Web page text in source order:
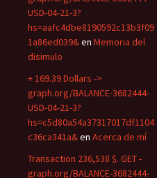
USD-04-21-3?
hs=aafc4dbe8190592c13b3f09
1a86ed039&en Memoria del
disimulo
+ 169.39 Dollars ->
graph.org/BALANCE-3682444-
USD-04-21-3?
hs=c5d80a54a37317017df1104
c36ca341a&en Acerca de mí
Transaction 236,538 $. GET -
graph.org/BALANCE-3682444-